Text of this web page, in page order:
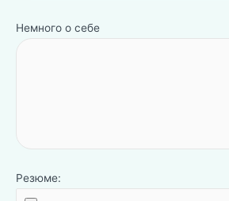
Немного о себе
Резюме: